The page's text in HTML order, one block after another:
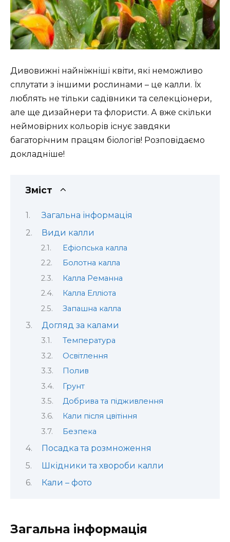
Дивовижні найніжніші квіти, які неможливо
сплутати з іншими рослинами – це калли. Їх
люблять не тільки садівники та селекціонери,
але ще дизайнери та флористи. А вже скільки
неймовірних кольорів існує завдяки
багаторічним працям біологів! Розповідаємо
докладніше!
Зміст
Загальна інформація
Види калли
Ефіопська калла
Болотна калла
Калла Реманна
Калла Елліота
Запашна калла
Догляд за калами
Температура
Освітлення
Полив
Грунт
Добрива та підживлення
Кали після цвітіння
Безпека
Посадка та розмноження
Шкідники та хвороби калли
Кали – фото
Загальна інформація